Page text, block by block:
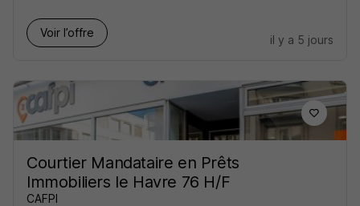
Voir l’offre
il y a 5 jours
Courtier Mandataire en Prêts
Immobiliers le Havre 76 H/F
CAFPI